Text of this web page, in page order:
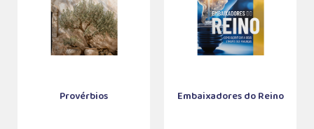
Provérbios Embaixadores do Reino